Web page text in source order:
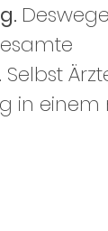
in einem